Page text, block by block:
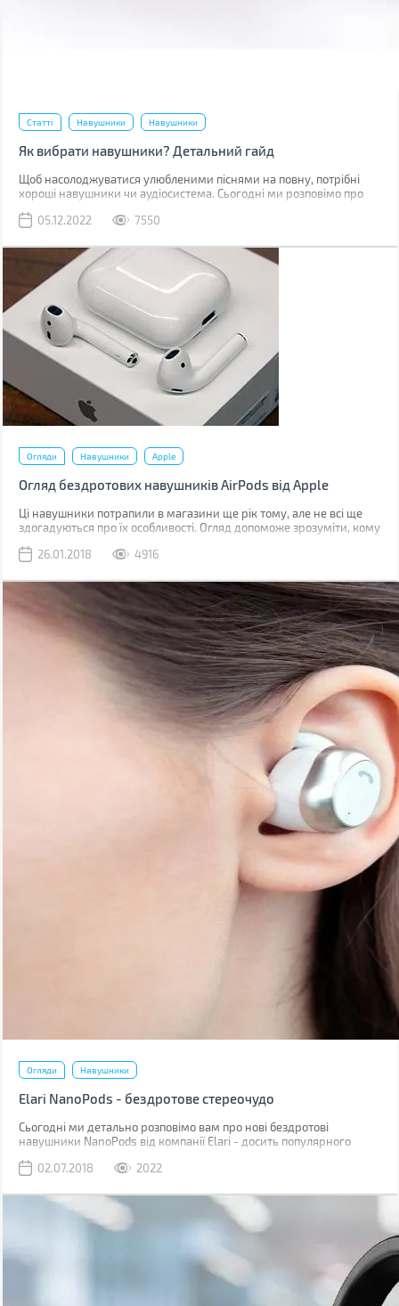
Статті Навушники Навушники
Як вибрати навушники? Детальний гайд
Щоб насолоджуватися улюбленими піснями на повну, потрібні
хороші навушники чи аудіосистема. Сьогодні ми розповімо про
інші фактори, які потрібно врахувати при виборі.
05.12.2022 7550
Огляди Навушники Apple
Огляд бездротових навушників AirPods від Apple
Ці навушники потрапили в магазини ще рік тому, але не всі ще
здогадуються про їх особливості. Огляд допоможе зрозуміти, кому
26.01.2018
4916
Огляди Навушники
Elari NanoPods - бездротове стереочудо
Сьогодні ми детально розповімо вам про нові бездротові
навушники NanoPods від компанії Elari - досить популярного
нове дітище як навушники зі звучанням класу Hi-Fi.
02.07.2018 2022